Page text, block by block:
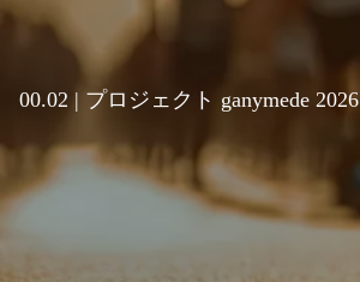
00.02 | プロジェクト ganymede 2026